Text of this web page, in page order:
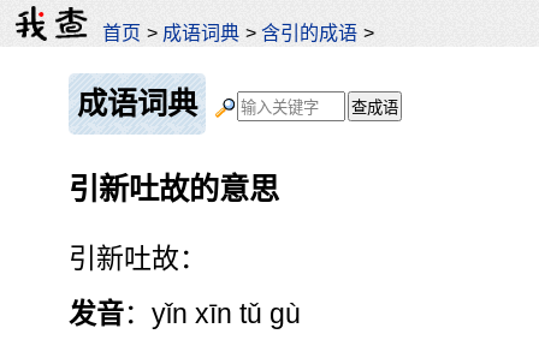
首页 > 成语词典 >含引的成语 >
成语词典
引新吐故的意思
引新吐故：
发音：yǐn xīn tǔ gù